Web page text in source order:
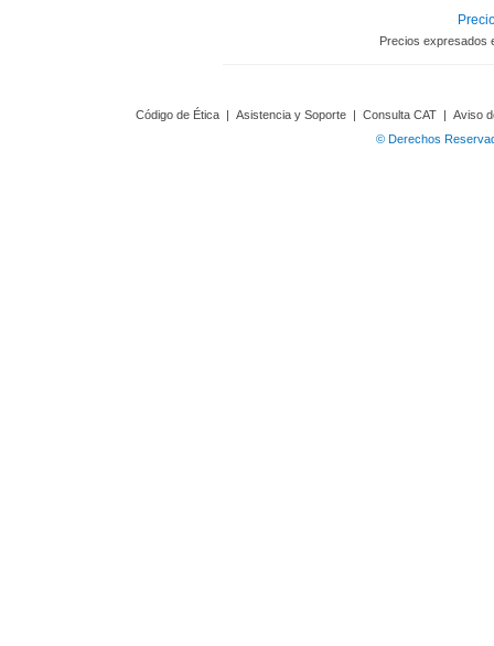
Precios expresados
Código de Ética | Asistencia y Soporte | Consulta CAT | Aviso
© Derechos